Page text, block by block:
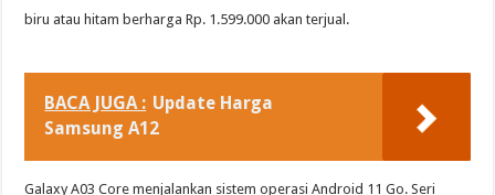
biru atau hitam berharga Rp. 1.599.000 akan terjual.
BACA JUGA : Update Harga
Samsung A12
Galaxy A03 Core menjalankan sistem operasi Android 11 Go. Seri